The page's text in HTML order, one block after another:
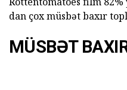
dan çox müsbət baxır
MÜSBƏT